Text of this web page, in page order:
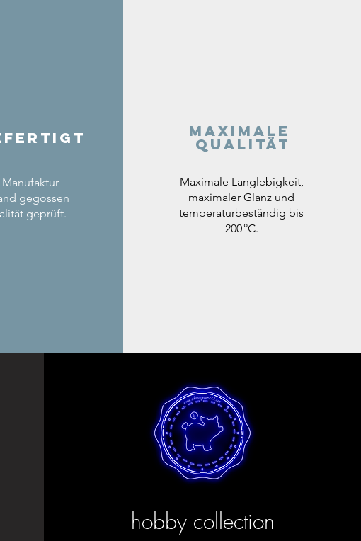
gegossen
geprüft.
Maximale
Qualität
Maximale Langlebigkeit,
maximaler Glanz und
temperaturbeständig bis
200 °C.
hobby collection